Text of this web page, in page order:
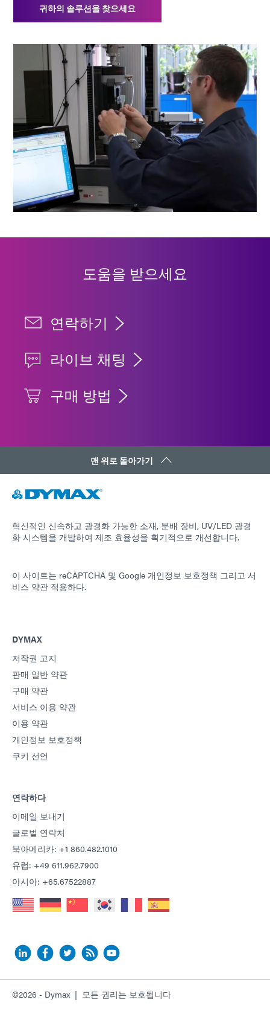
귀하의 솔루션을 찾으세요
도움을 받으세요
연락하기
라이브 채팅
구매 방법
맨 위로 돌아가기
혁신적인 신속하고 광경화 가능한 소재, 분배 장비, UV/LED 광경
화 시스템을 개발하여 제조 효율성을 획기적으로 개선합니다.
이 사이트는 reCAPTCHA 및 Google 개인정보 보호정책 그리고 서
비스 약관 적용하다.
DYMAX
저작권 고지
판매 일반 약관
구매 약관
서비스 이용 약관
이용 약관
개인정보 보호정책
쿠키 선언
연락하다
이메일 보내기
글로벌 연락처
북아메리카: +1 860.482.1010
유럽: +49 611.962.7900
아시아: +65.67522887
©2026 - Dymax | 모든 권리는 보호됩니다